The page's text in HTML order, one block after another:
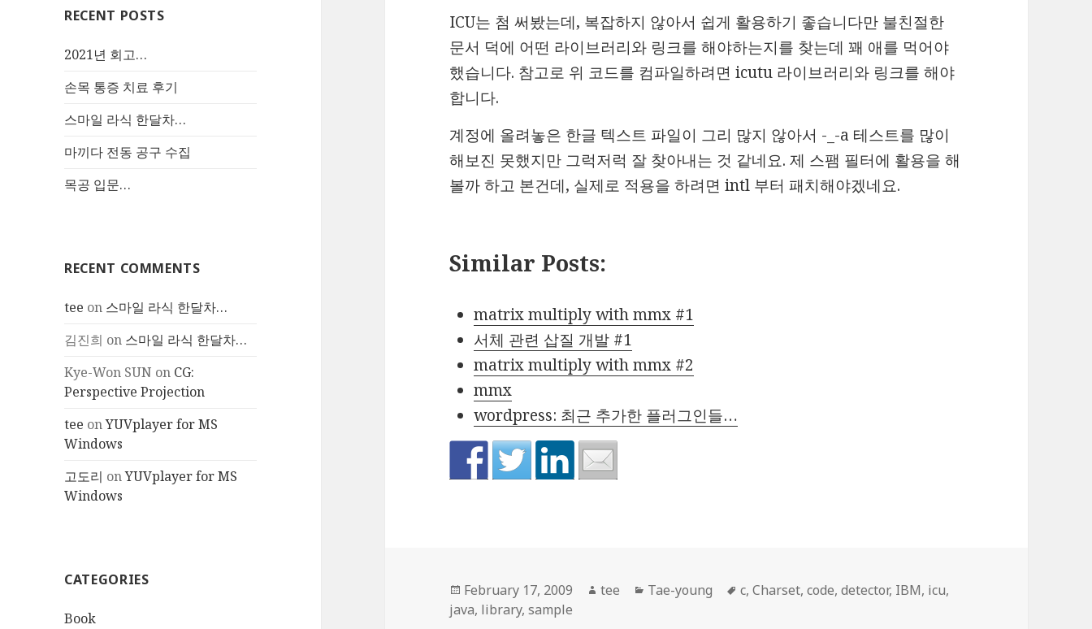
RECENT POSTS
2021년 회고…
손목 통증 치료 후기
스마일 라식 한달차…
마끼다 전동 공구 수집
목공 입문…
RECENT COMMENTS
tee on 스마일 라식 한달차…
김진희 on 스마일 라식 한달차…
Kye-Won SUN on CG:
Perspective Projection
tee onYUVplayer for MS
Windows
고도리 onYUVplayer for MS
Windows
CATEGORIES
Book
ICU는 첨 써봤는데, 복잡하지 않아서 쉽게 활용하기 좋습니다만 불친절한
문서 덕에 어떤 라이브러리와 링크를 해야하는지를 찾는데 꽤 애를 먹어야
했습니다. 참고로 위 코드를 컴파일하려면 icutu 라이브러리와 링크를 해야
합니다.
계정에 올려놓은 한글 텍스트 파일이 그리 많지 않아서 -_-a 테스트를 많이
해보진 못했지만 그럭저럭 잘 찾아내는 것 같네요. 제 스팸 필터에 활용을 해
볼까 하고 본건데, 실제로 적용을 하려면 intl 부터 패치해야겠네요.
Similar Posts:
matrix multiply with mmx #1
서체 관련 삽질 개발 #1
matrix multiply with mmx #2
mmx
wordpress: 최근 추가한 플러그인들…
Posted
on
February 17, 2009 Author
tee Categories
Tae-young Tags
c,Charset,code,detector, IBM, icu,
java, library,sample